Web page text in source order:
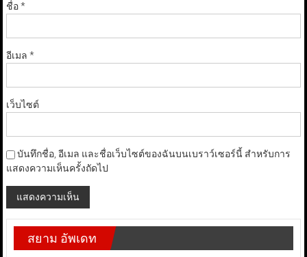
ชื่อ*
อีเมล *
เว็บไซต์
บันทึกชื่อ, อีเมล และชื่อเว็บไซต์ของฉันบนเบราว์เซอร์นี้ สำหรับการ
แสดงความเห็นครั้งถัดไป
สยาม อัพเดท